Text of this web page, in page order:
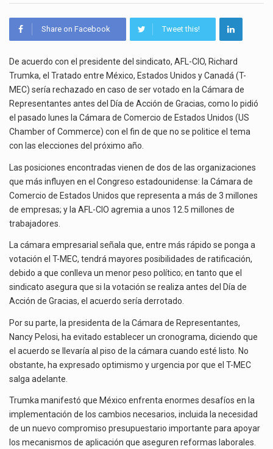
El gobierno de Estados Unidos anunciará un arancel del 15 % sobre los productos fabricados…
El Departamento de Agricultura de Estados Unidos (USDA) suspendió el 5 de agosto de 2026…
RATIFICACIÓN
DEL
MEC
DIVIDE
OPINIONES
EN
Share on Facebook Tweet this!
De acuerdo con el presidente del sindicato, AFL-CIO, Richard
Trumka, el Tratado entre México, Estados Unidos y Canadá (T-
MEC) sería rechazado en caso de ser votado en la Cámara de
Representantes antes del Día de Acción de Gracias, como lo pidió
el pasado lunes la Cámara de Comercio de Estados Unidos (US
Chamber of Commerce) con el fin de que no se politice el tema
con las elecciones del próximo año.
Las posiciones encontradas vienen de dos de las organizaciones
que más influyen en el Congreso estadounidense: la Cámara de
Comercio de Estados Unidos que representa a más de 3 millones
de empresas; y la AFL-CIO agremia a unos 12.5 millones de
trabajadores.
La cámara empresarial señala que, entre más rápido se ponga a
votación el T-MEC, tendrá mayores posibilidades de ratificación,
debido a que conlleva un menor peso político; en tanto que el
sindicato asegura que si la votación se realiza antes del Día de
Acción de Gracias, el acuerdo sería derrotado.
Por su parte, la presidenta de la Cámara de Representantes,
Nancy Pelosi, ha evitado establecer un cronograma, diciendo que
el acuerdo se llevaría al piso de la cámara cuando esté listo. No
obstante, ha expresado optimismo y urgencia por que el T-MEC
salga adelante.
Trumka manifestó que México enfrenta enormes desafíos en la
implementación de los cambios necesarios, incluida la necesidad
de un nuevo compromiso presupuestario importante para apoyar
los mecanismos de aplicación que aseguren reformas laborales.